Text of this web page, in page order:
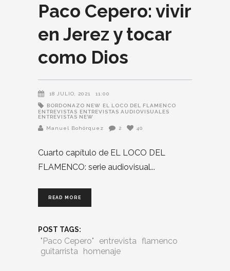
Paco Cepero: vivir
en Jerez y tocar
como Dios
18 JULIO, 2021 11:00
BORDONAZO NEW EL LOCO DEL FLAMENCO
ENTREVISTAS ENTREVISTAS AUDIOVISUALES
ENTREVISTAS NEW
Manuel Bohórquez
2 40
Cuarto capítulo de EL LOCO DEL
FLAMENCO: serie audiovisual
READ MORE
POST TAGS:
"Paco Cepero" entrevista flamenco
guitarrista homenaje